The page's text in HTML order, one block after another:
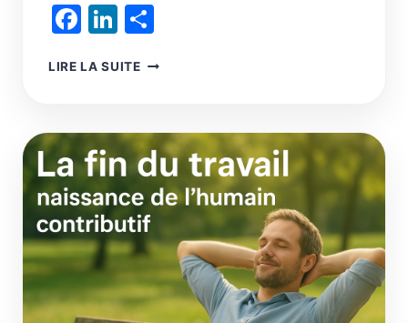
Facebook
LinkedIn
LIRE LA SUITESUPERATOMIQUE,
DÉPASSÉES